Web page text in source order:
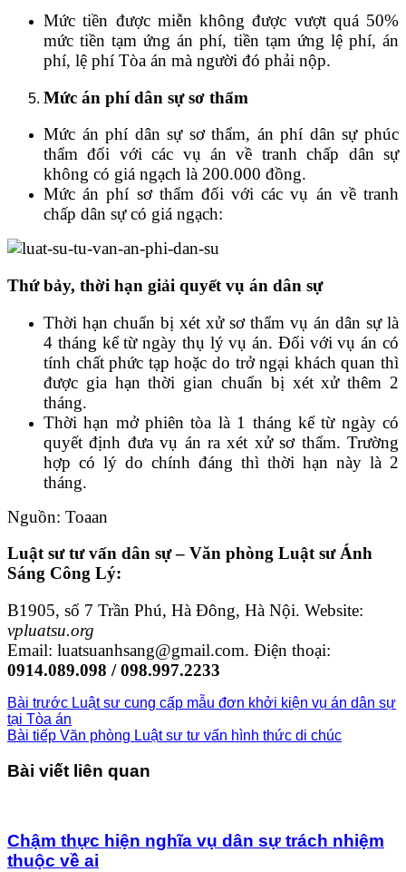
Mức tiền được miễn không được vượt quá 50%
mức tiền tạm ứng án phí, tiền tạm ứng lệ phí, án
phí, lệ phí Tòa án mà người đó phải nộp.
Mức án phí dân sự sơ thẩm
Mức án phí dân sự sơ thẩm, án phí dân sự phúc
thẩm đối với các vụ án về tranh chấp dân sự
không có giá ngạch là 200.000 đồng.
Mức án phí sơ thẩm đối với các vụ án về tranh
chấp dân sự có giá ngạch:
Thứ bảy, thời hạn giải quyết vụ án dân sự
Thời hạn chuẩn bị xét xử sơ thẩm vụ án dân sự là
4 tháng kể từ ngày thụ lý vụ án. Đối với vụ án có
tính chất phức tạp hoặc do trở ngại khách quan thì
được gia hạn thời gian chuẩn bị xét xử thêm 2
tháng.
Thời hạn mở phiên tòa là 1 tháng kể từ ngày có
quyết định đưa vụ án ra xét xử sơ thẩm. Trường
hợp có lý do chính đáng thì thời hạn này là 2
tháng.
Nguồn: Toaan
Luật sư tư vấn dân sự – Văn phòng Luật sư Ánh
Sáng Công Lý:
B1905, số 7 Trần Phú, Hà Đông, Hà Nội. Website:
vpluatsu.org
Email: luatsuanhsang@gmail.com. Điện thoại:
0914.089.098 / 098.997.2233
Bài trước Luật sư cung cấp mẫu đơn khởi kiện vụ án dân sự
tại Tòa án
Bài tiếp Văn phòng Luật sư tư vấn hình thức di chúc
Bài viết liên quan
Chậm thực hiện nghĩa vụ dân sự trách nhiệm
thuộc về ai